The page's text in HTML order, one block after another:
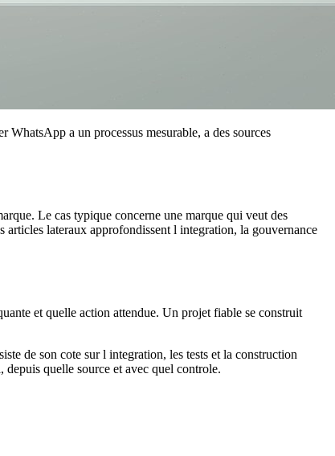
a un processus mesurable, a des sources
Le cas typique concerne une marque qui veut des
articles lateraux approfondissent l integration, la gouvernance
et quelle action attendue. Un projet fiable se construit
de son cote sur l integration, les tests et la construction
quelle source et avec quel controle.